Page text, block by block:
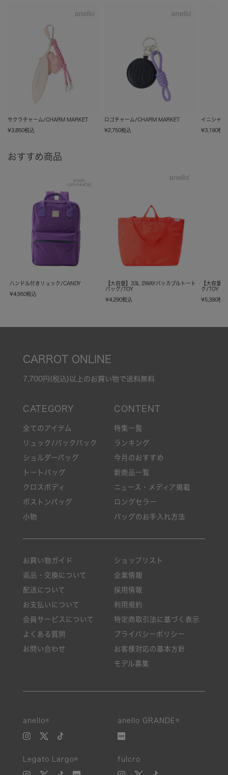
サクラチャーム/CHARM MARKET
¥3,850税込
ロゴチャーム/CHARM MARKET
¥2,750税込
イニシャ
¥3,190税込
おすすめ商品
ハンドル付きリュック/CANDY
¥4,950税込
【大容量】33L 2WAYパッカブルトート
バッグ/TOY
¥4,290税込
【大容量
ク/TOY
¥5,390税込
CARROT ONLINE
7,700円(税込)以上のお買い物で送料無料
全てのアイテム
リュック/バックパック
ショルダーバッグ
トートバッグ
クロスボディ
ボストンバッグ
小物
特集一覧
ランキング
今月のおすすめ
新商品一覧
ニュース・メディア掲載
ロングセラー
バッグのお手入れ方法
お買い物ガイド
返品・交換について
配送について
お支払いについて
会員サービスについて
よくある質問
お問い合わせ
ショップリスト
企業情報
採用情報
利用規約
特定商取引法に基づく表示
プライバシーポリシー
お客様対応の基本方針
モデル募集
anello® anello GRANDE®
Legato Largo® fulcro